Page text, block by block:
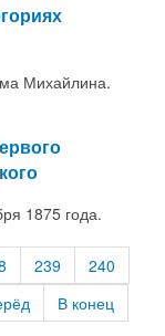
Михайлина.
1875 года.
239
240
В конец